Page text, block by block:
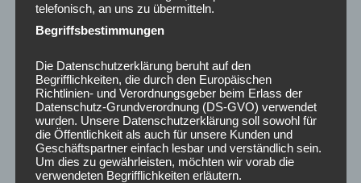
telefonisch, an uns zu übermitteln.
Begriffsbestimmungen
Die Datenschutzerklärung beruht auf den
Begrifflichkeiten, die durch den Europäischen
Richtlinien- und Verordnungsgeber beim Erlass der
Datenschutz-Grundverordnung (DS-GVO) verwendet
wurden. Unsere Datenschutzerklärung soll sowohl für
die Öffentlichkeit als auch für unsere Kunden und
Geschäftspartner einfach lesbar und verständlich sein.
Um dies zu gewährleisten, möchten wir vorab die
verwendeten Begrifflichkeiten erläutern.